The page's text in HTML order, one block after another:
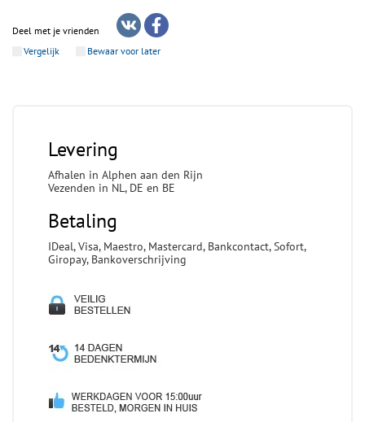
Deel met je vrienden
Vergelijk
Bewaar voor later
Levering
Afhalen in Alphen aan den Rijn
Vezenden in NL, DE en BE
Betaling
IDeal, Visa, Maestro, Mastercard, Bankcontact, Sofort,
Giropay, Bankoverschrijving